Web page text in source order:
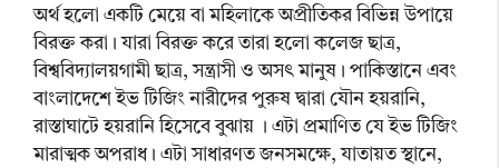
অর্থ হলো একটি মেয়ে বা মহিলাকে অপ্রীতিকর বিভিন্ন উপায়ে
বিরক্ত করা। যারা বিরক্ত করে তারা হলো কলেজ ছাত্র,
বিশ্ববিদ্যালয়গামী ছাত্র, সন্ত্রাসী ও অসৎ মানুষ। পাকিস্তানে এবং
বাংলাদেশে ইভ টিজিং নারীদের পুরুষ দ্বারা যৌন হয়রানি,
রাস্তাঘাটে হয়রানি হিসেবে বুঝায় । এটা প্রমাণিত যে ইভ টিজিং
মারাত্মক অপরাধ। এটা সাধারণত জনসমক্ষে, যাতায়ত স্থানে,